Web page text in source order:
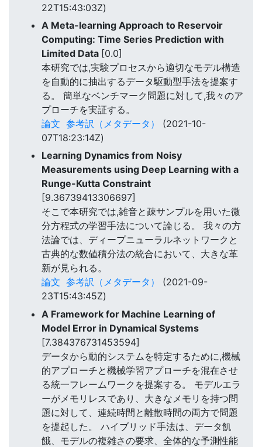
22T15:43:03Z)
A Meta-learning Approach to Reservoir
Computing: Time Series Prediction with
Limited Data [0.0]
本研究では,実験プロセスから適切なモデル構造
を自動的に抽出するデータ駆動型手法を提案す
る。 簡単なベンチマーク問題に対して,我々のア
プローチを実証する。
論文 参考訳（メタデータ）
(2021-10-
07T18:23:14Z)
Learning Dynamics from Noisy
Measurements using Deep Learning with a
Runge-Kutta Constraint
[9.36739413306697]
そこで本研究では,雑音と疎サンプルを用いた微
分方程式の学習手法について論じる。 我々の方
法論では、ディープニューラルネットワークと
古典的な数値積分法の統合において、大きな革
新が見られる。
論文 参考訳（メタデータ）
(2021-09-
23T15:43:45Z)
A Framework for Machine Learning of
Model Error in Dynamical Systems
[7.384376731453594]
データから動的システムを特定するために,機械
的アプローチと機械学習アプローチを混在させ
る統一フレームワークを提案する。 モデルエラ
ーがメモリレスであり、大きなメモリを持つ問
題に対して、連続時間と離散時間の両方で問題
を提起した。 ハイブリッド手法は、データ飢
餓、モデルの複雑さの要求、全体的な予測性能